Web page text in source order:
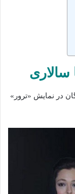
در نمایش «ترور»